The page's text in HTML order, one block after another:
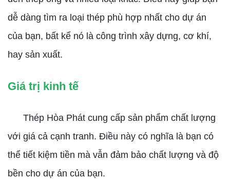
dễ dàng tìm ra loại thép phù hợp nhất cho dự án
của bạn, bất kể nó là công trình xây dựng, cơ khí,
hay sản xuất.
Giá trị kinh tế
Thép Hòa Phát cung cấp sản phẩm chất lượng
với giá cả cạnh tranh. Điều này có nghĩa là bạn có
thể tiết kiệm tiền mà vẫn đảm bảo chất lượng và độ
bền cho dự án của bạn.